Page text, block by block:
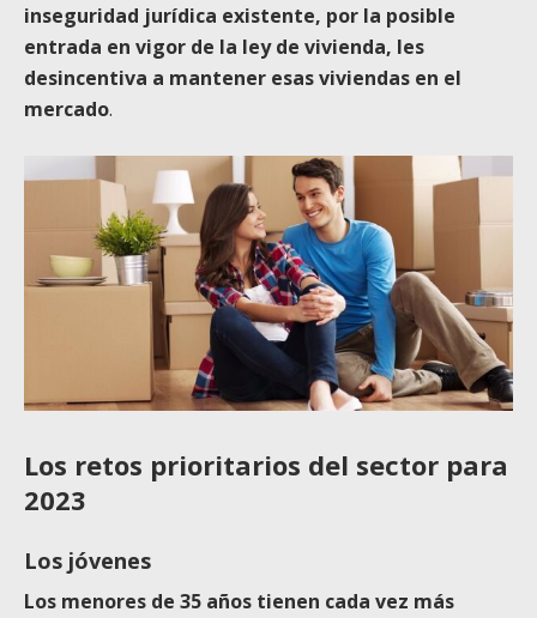
inseguridad jurídica existente, por la posible
entrada en vigor de la ley de vivienda, les
desincentiva a mantener esas viviendas en el
mercado.
Los retos prioritarios del sector para
2023
Los jóvenes
Los menores de 35 años tienen cada vez más